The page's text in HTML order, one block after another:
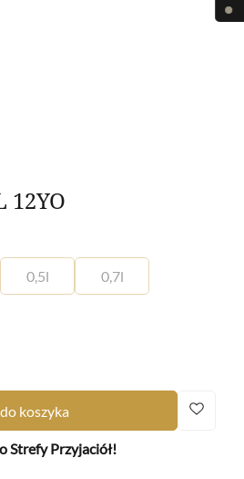
12YO
0,5l 0,7l
koszyka
Strefy Przyjaciół!